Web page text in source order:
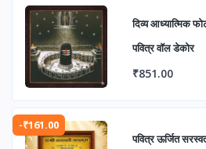
दिव्य आध्यात्मिक
पवित्र वॉल डेकोर
₹851.00
-₹161.00
पवित्र ऊर्जित